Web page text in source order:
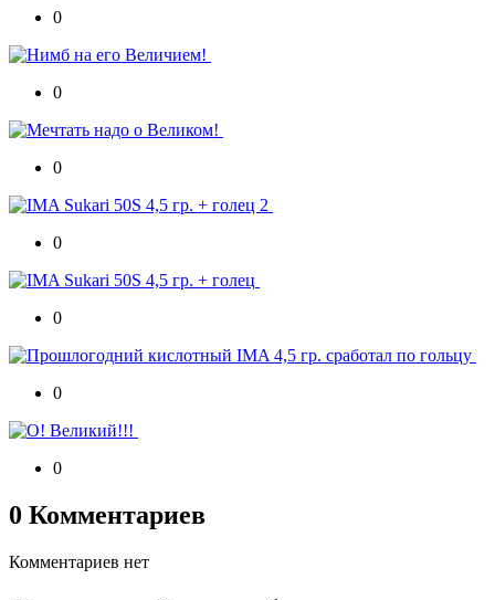
0
0
0
0
0
0
0
0 Комментариев
Комментариев нет